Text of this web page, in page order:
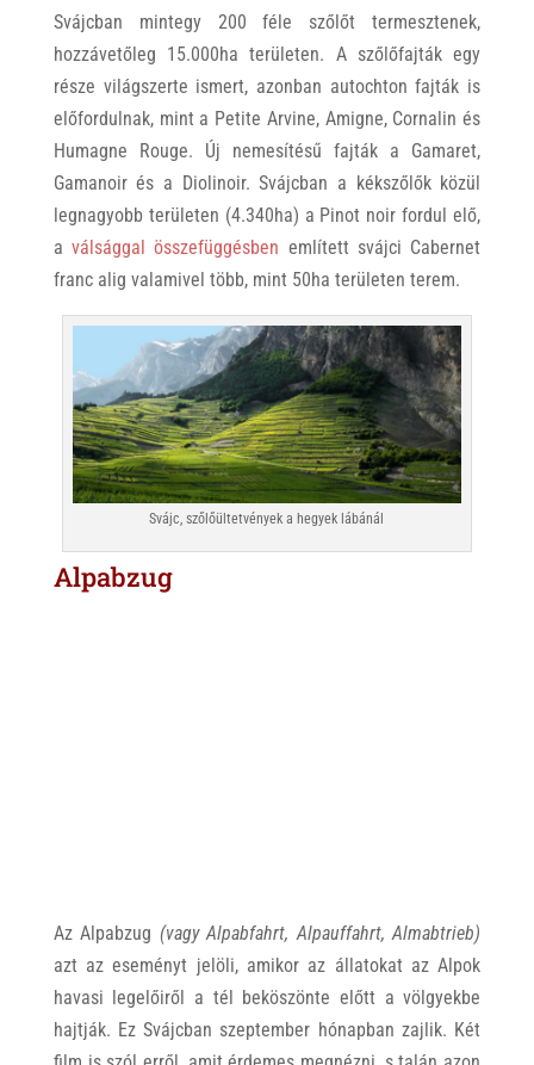
Svájcban mintegy 200 féle szőlőt termesztenek,
hozzávetőleg 15.000ha területen. A szőlőfajták egy
része világszerte ismert, azonban autochton fajták is
előfordulnak, mint a Petite Arvine, Amigne, Cornalin és
Humagne Rouge. Új nemesítésű fajták a Gamaret,
Gamanoir és a Diolinoir. Svájcban a kékszőlők közül
legnagyobb területen (4.340ha) a Pinot noir fordul elő,
aválsággal összefüggésben említett svájci Cabernet
franc alig valamivel több, mint 50ha területen terem.
Svájc, szőlőültetvények a hegyek lábánál
Alpabzug
Az Alpabzug (vagy Alpabfahrt, Alpauffahrt, Almabtrieb)
azt az eseményt jelöli, amikor az állatokat az Alpok
havasi legelőiről a tél beköszönte előtt a völgyekbe
hajtják. Ez Svájcban szeptember hónapban zajlik. Két